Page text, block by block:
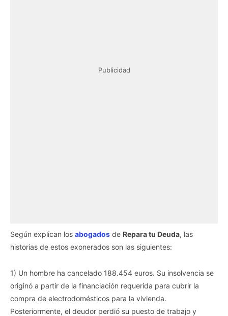
Publicidad
Según explican los abogados de Repara tu Deuda, las
historias de estos exonerados son las siguientes:
1) Un hombre ha cancelado 188.454 euros. Su insolvencia se
originó a partir de la financiación requerida para cubrir la
compra de electrodomésticos para la vivienda.
Posteriormente, el deudor perdió su puesto de trabajo y